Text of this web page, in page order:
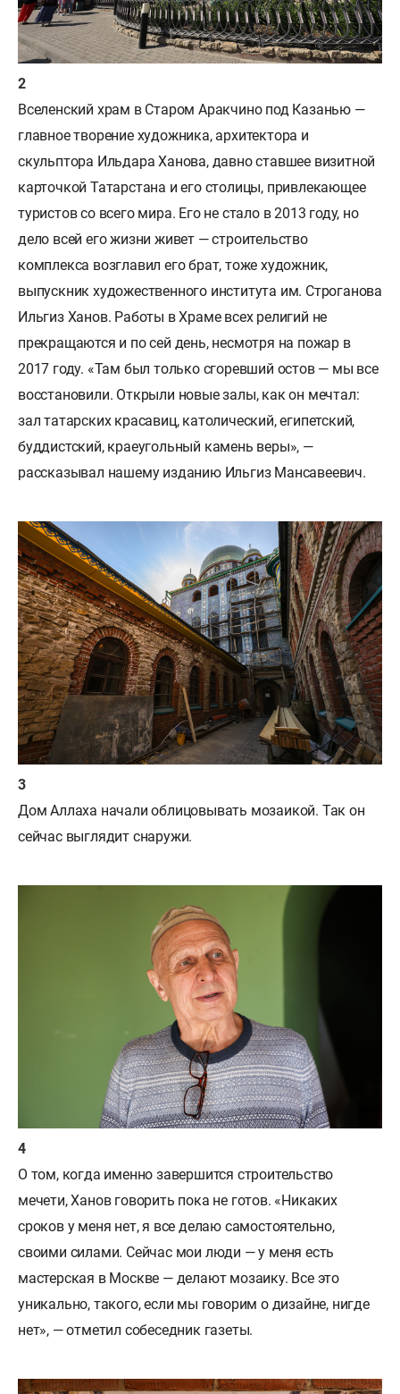
Вселенский храм в Старом Аракчино под Казанью —
главное творение художника, архитектора и
скульптора Ильдара Ханова, давно ставшее визитной
карточкой Татарстана и его столицы, привлекающее
туристов со всего мира. Его не стало в 2013 году, но
дело всей его жизни живет — строительство
комплекса возглавил его брат, тоже художник,
выпускник художественного института им. Строганова
Ильгиз Ханов. Работы в Храме всех религий не
прекращаются и по сей день, несмотря на пожар в
2017 году. «Там был только сгоревший остов — мы все
восстановили. Открыли новые залы, как он мечтал:
зал татарских красавиц, католический, египетский,
буддистский, краеугольный камень веры», —
рассказывал нашему изданию Ильгиз Мансавеевич.
Дом Аллаха начали облицовывать мозаикой. Так он
сейчас выглядит снаружи.
О том, когда именно завершится строительство
мечети, Ханов говорить пока не готов. «Никаких
сроков у меня нет, я все делаю самостоятельно,
своими силами. Сейчас мои люди — у меня есть
мастерская в Москве — делают мозаику. Все это
уникально, такого, если мы говорим о дизайне, нигде
нет», — отметил собеседник газеты.